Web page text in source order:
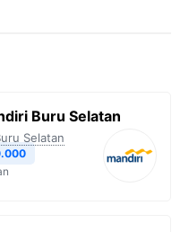
Buru Selatan
Selatan